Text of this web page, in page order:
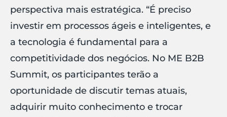
perspectiva mais estratégica. “É preciso
investir em processos ágeis e inteligentes, e
a tecnologia é fundamental para a
competitividade dos negócios. No ME B2B
Summit, os participantes terão a
oportunidade de discutir temas atuais,
adquirir muito conhecimento e trocar